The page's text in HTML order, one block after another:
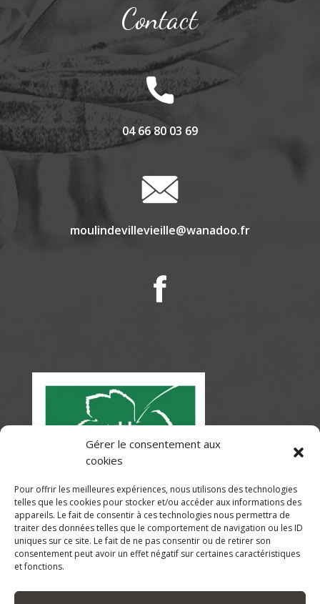
Gérer le consentement aux
cookies
Pour offrir les meilleures expériences, nous utilisons des technologies
telles que les cookies pour stocker et/ou accéder aux informations des
appareils. Le fait de consentir à ces technologies nous permettra de
traiter des données telles que le comportement de navigation ou les ID
uniques sur ce site. Le fait de ne pas consentir ou de retirer son
consentement peut avoir un effet négatif sur certaines caractéristiques
et fonctions.
Contact
04 66 80 03 69
moulindevillevieille@wanadoo.fr